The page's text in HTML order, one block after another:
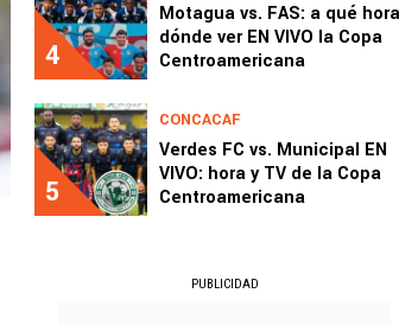
4
Motagua vs. FAS: a qué
dónde ver EN VIVO la Copa
Centroamericana
5
CONCACAF
Verdes FC vs. Municipal EN
VIVO: hora y TV de la Copa
Centroamericana
PUBLICIDAD